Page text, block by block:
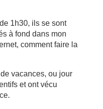
1h30, ils se sont
à fond dans mon
comment faire la
vacances, ou jour
et ont vécu